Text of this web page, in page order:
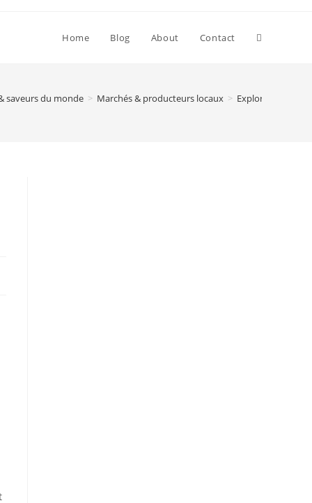
Home Blog About Contact Toggle
saveurs du monde > Marchés & producteurs locaux > Exploration